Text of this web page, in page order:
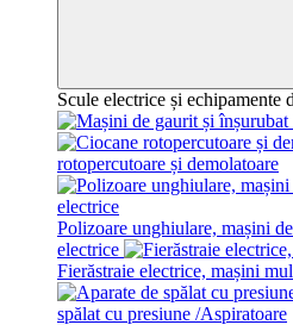
Scule electrice și echipamente
rotopercutoare și demolatoare
Polizoare unghiulare, mașini
electrice
Fierăstraie electrice, mașini
spălat cu presiune /Aspiratoare